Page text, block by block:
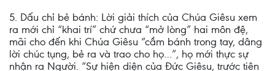
5. Dấu chỉ bẻ bánh: Lời giải thích của Chúa Giêsu xem
ra mới chỉ “khai trí” chứ chưa “mở lòng” hai môn đệ,
mãi cho đến khi Chúa Giêsu “cầm bánh trong tay, dâng
lời chúc tụng, bẻ ra và trao cho họ…”, họ mới thực sự
nhận ra Người. “Sự hiện diện của Đức Giêsu, trước tiên